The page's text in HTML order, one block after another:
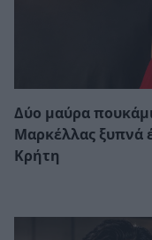
Δύο μαύρα
Μαρκέλλας ξυπνά
Κρήτη